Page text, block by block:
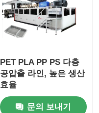
PET PLA PP PS 다층
공압출 라인, 높은 생산
효율
문의 보내기